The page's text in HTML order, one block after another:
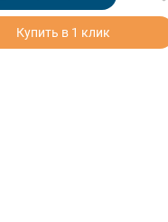
Купить в 1 клик